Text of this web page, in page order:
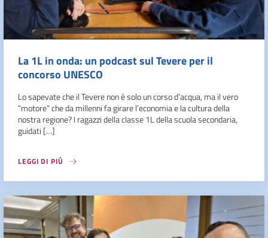
La 1L in onda: un podcast sul Tevere per il
concorso UNESCO
Lo sapevate che il Tevere non è solo un corso d’acqua, ma il vero
“motore” che da millenni fa girare l’economia e la cultura della
nostra regione? I ragazzi della classe 1L della scuola secondaria,
guidati […]
LEGGI DI PIÙ